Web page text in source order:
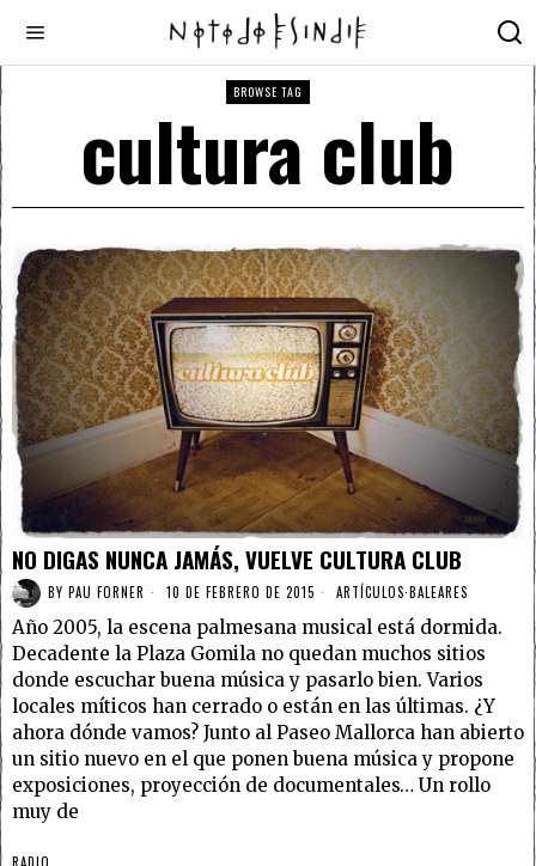
BROWSE TAG
cultura club
NO DIGAS NUNCA JAMÁS, VUELVE CULTURA CLUB
BY PAU FORNER 10 DE FEBRERO DE 2015 ARTÍCULOS·BALEARES
Año 2005, la escena palmesana musical está dormida.
Decadente la Plaza Gomila no quedan muchos sitios
donde escuchar buena música y pasarlo bien. Varios
locales míticos han cerrado o están en las últimas. ¿Y
ahora dónde vamos? Junto al Paseo Mallorca han abierto
un sitio nuevo en el que ponen buena música y propone
exposiciones, proyección de documentales… Un rollo
muy de
RADIO